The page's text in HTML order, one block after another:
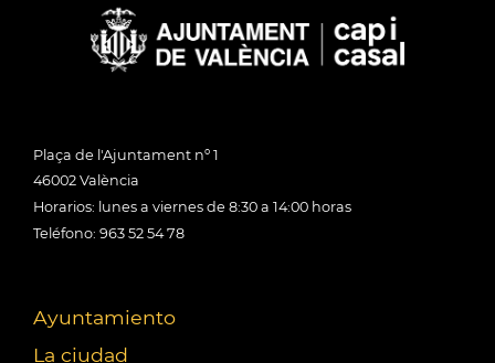
Plaça de l'Ajuntament nº 1
46002 València
Horarios: lunes a viernes de 8:30 a 14:00 horas
Teléfono: 963 52 54 78
Ayuntamiento
La ciudad